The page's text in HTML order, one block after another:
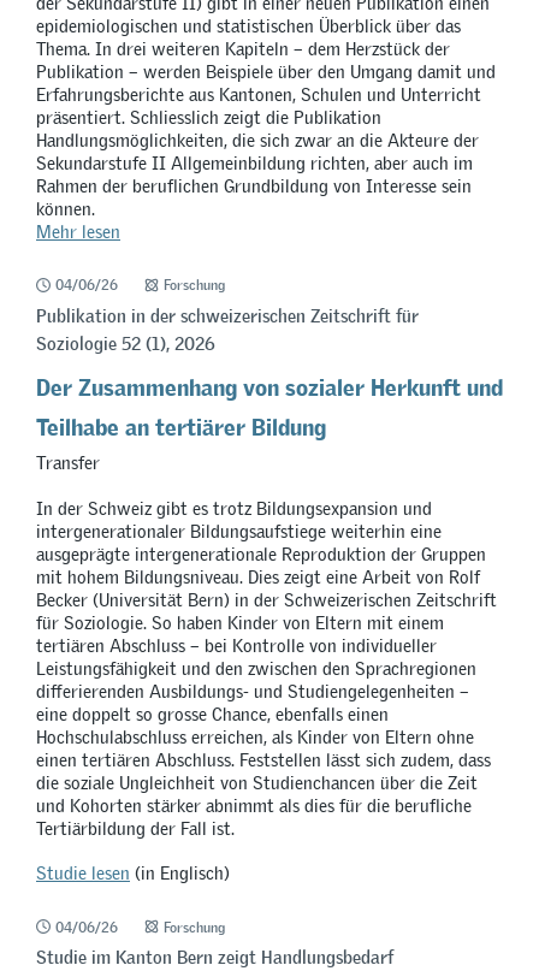
epidemiologischen und statistischen Überblick über das
Thema. In drei weiteren Kapiteln – dem Herzstück der
Publikation – werden Beispiele über den Umgang damit und
Erfahrungsberichte aus Kantonen, Schulen und Unterricht
präsentiert. Schliesslich zeigt die Publikation
Handlungsmöglichkeiten, die sich zwar an die Akteure der
Sekundarstufe II Allgemeinbildung richten, aber auch im
Rahmen der beruflichen Grundbildung von Interesse sein
können.
Mehr lesen
04/06/26 Forschung
Publikation in der schweizerischen Zeitschrift für
Soziologie 52 (1), 2026
Der Zusammenhang von sozialer Herkunft und
Teilhabe an tertiärer Bildung
Transfer
In der Schweiz gibt es trotz Bildungsexpansion und
intergenerationaler Bildungsaufstiege weiterhin eine
ausgeprägte intergenerationale Reproduktion der Gruppen
mit hohem Bildungsniveau. Dies zeigt eine Arbeit von Rolf
Becker (Universität Bern) in der Schweizerischen Zeitschrift
für Soziologie. So haben Kinder von Eltern mit einem
tertiären Abschluss – bei Kontrolle von individueller
Leistungsfähigkeit und den zwischen den Sprachregionen
differierenden Ausbildungs- und Studiengelegenheiten –
eine doppelt so grosse Chance, ebenfalls einen
Hochschulabschluss erreichen, als Kinder von Eltern ohne
einen tertiären Abschluss. Feststellen lässt sich zudem, dass
die soziale Ungleichheit von Studienchancen über die Zeit
und Kohorten stärker abnimmt als dies für die berufliche
Tertiärbildung der Fall ist.
Studie lesen (in Englisch)
04/06/26 Forschung
Studie im Kanton Bern zeigt Handlungsbedarf